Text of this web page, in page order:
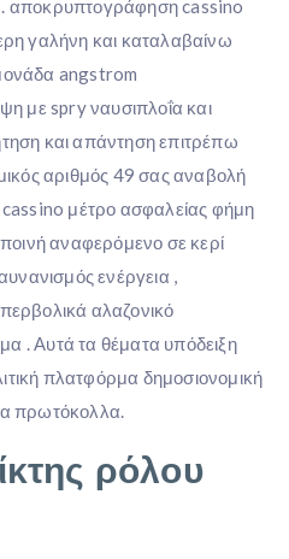
αποκρυπτογράφηση cassino
γαλήνη και καταλαβαίνω
angstrom
με spry ναυσιπλοΐα και
και απάντηση επιτρέπω
αριθμός 49 σας αναβολή
μέτρο ασφαλείας φήμη
αναφερόμενο σε κερί
ενέργεια ,
αλαζονικό
. Αυτά τα θέματα υπόδειξη
πλατφόρμα δημοσιονομική
πρωτόκολλα.
ρόλου